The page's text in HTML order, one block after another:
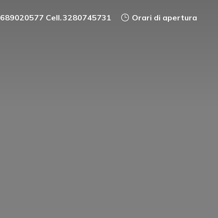
Cell. 3280745731 Orari di apertura